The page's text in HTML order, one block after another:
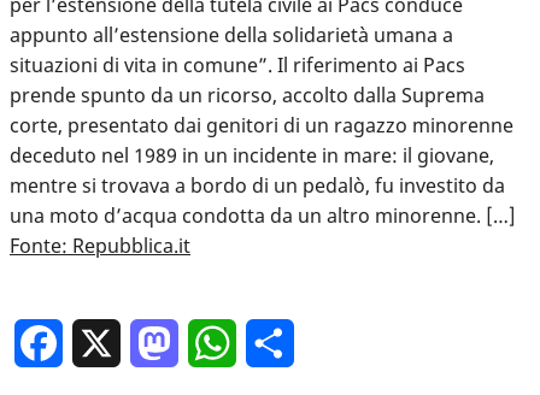
appunto all’estensione della solidarietà umana a
situazioni di vita in comune”. Il riferimento ai Pacs
prende spunto da un ricorso, accolto dalla Suprema
corte, presentato dai genitori di un ragazzo minorenne
deceduto nel 1989 in un incidente in mare: il giovane,
mentre si trovava a bordo di un pedalò, fu investito da
una moto d’acqua condotta da un altro minorenne. […]
Fonte: Repubblica.it
Facebook MastodonWhatsApp